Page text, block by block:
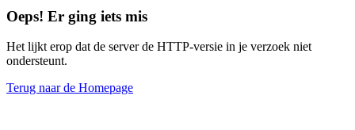
Oeps! Er ging iets mis
Het lijkt erop dat de server de HTTP-versie in je verzoek niet
ondersteunt.
Terug naar de Homepage